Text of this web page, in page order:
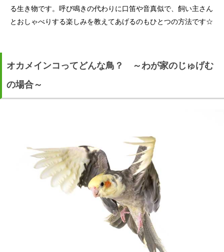
る生き物です。呼び鳴きの代わりに口笛や音真似で、飼い主さん
とおしゃべりする楽しみを教えてあげるのもひとつの方法です☆
オカメインコってどんな鳥？ ～わが家のじゅげむ
の場合～